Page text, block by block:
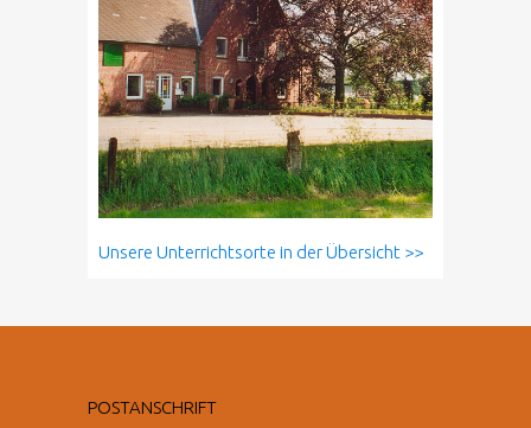
Unsere Unterrichtsorte in der Übersicht >>
POSTANSCHRIFT